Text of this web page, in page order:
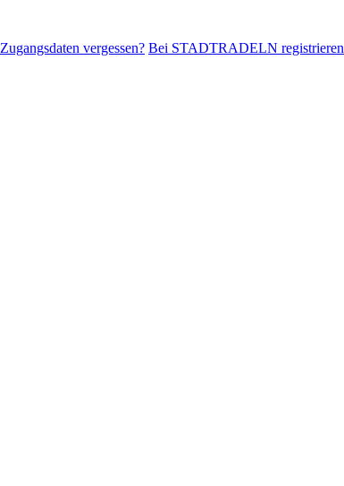
Zugangsdaten vergessen? Bei STADTRADELN registrieren